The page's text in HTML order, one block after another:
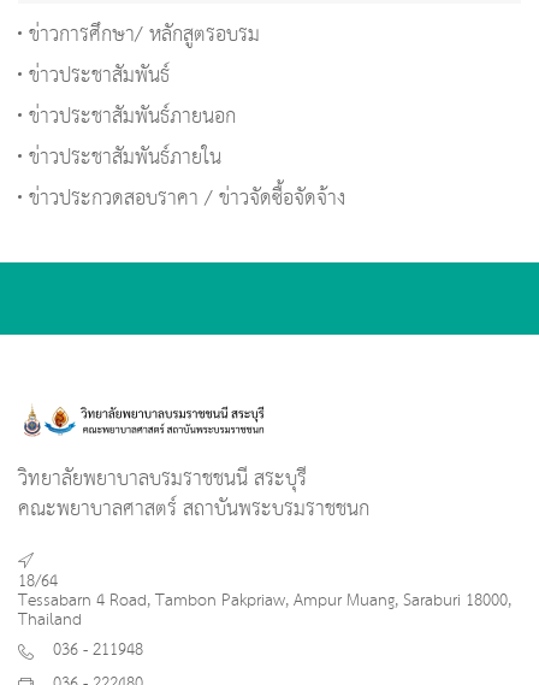
ข่าวการศึกษา/ หลักสูตรอบรม
ข่าวประชาสัมพันธ์
ข่าวประชาสัมพันธ์ภายนอก
ข่าวประชาสัมพันธ์ภายใน
ข่าวประกวดสอบราคา / ข่าวจัดซื้อจัดจ้าง
วิทยาลัยพยาบาลบรมราชชนนี สระบุรี
คณะพยาบาลศาสตร์ สถาบันพระบรมราชชนก
18/64
Tessabarn 4 Road, Tambon Pakpriaw, Ampur Muang, Saraburi 18000,
Thailand
036 - 211948